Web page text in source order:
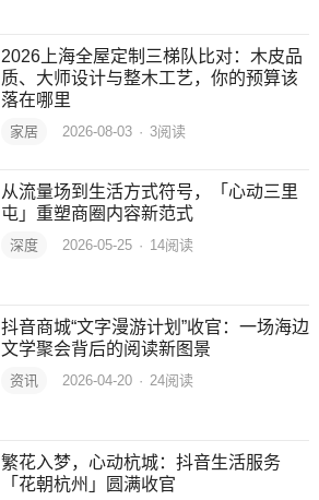
2026上海全屋定制三梯队比对：木皮品
质、大师设计与整木工艺，你的预算该
落在哪里
家居 2026-08-03 · 3阅读
从流量场到生活方式符号，「心动三里
屯」重塑商圈内容新范式
深度 2026-05-25 · 14阅读
抖音商城“文字漫游计划”收官：一场海边
文学聚会背后的阅读新图景
资讯 2026-04-20 · 24阅读
繁花入梦，心动杭城：抖音生活服务
「花朝杭州」圆满收官